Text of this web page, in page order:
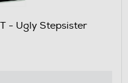
- Ugly Stepsister